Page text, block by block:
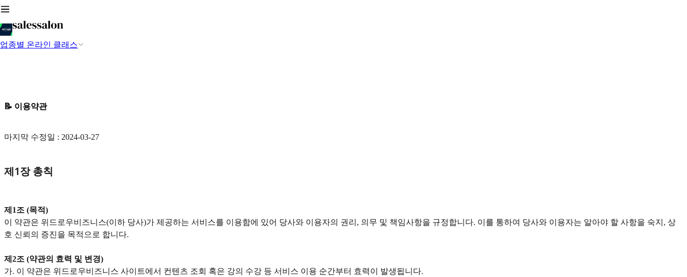
업종별 온라인 클래스
📝 이용약관
마지막 수정일 : 2024-03-27
‍제1장 총칙
제1조 (목적)
이 약관은 위드로우비즈니스(이하 당사)가 제공하는 서비스를 이용함에 있어 당사와 이용자의 권리, 의무 및 책임사항을 규정합니다. 이를 통하여 당사와 이용자는 알아야 할 사항을 숙지, 상
호 신뢰의 증진을 목적으로 합니다.
제2조 (약관의 효력 및 변경)
가. 이 약관은 위드로우비즈니스 사이트에서 컨텐츠 조회 혹은 강의 수강 등 서비스 이용 순간부터 효력이 발생됩니다.